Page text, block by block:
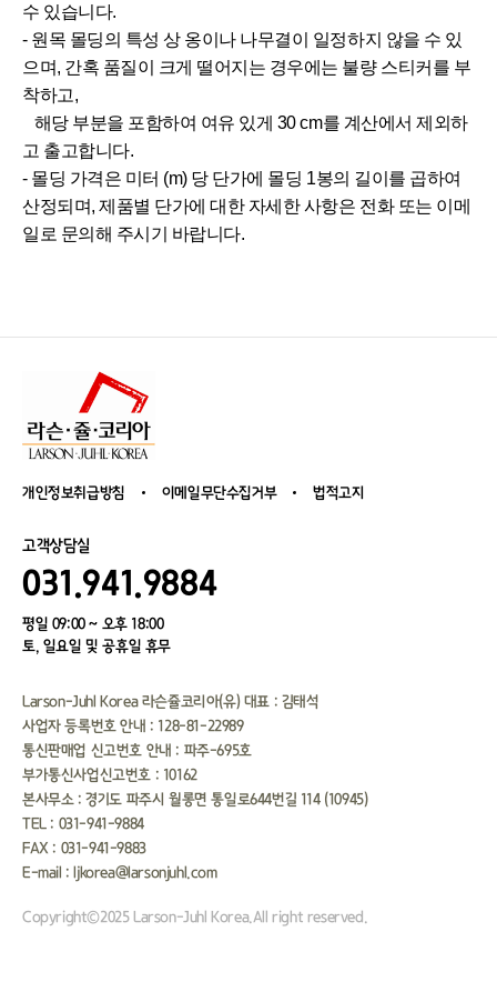
수 있습니다.
- 원목 몰딩의 특성 상 옹이나 나무결이 일정하지 않을 수 있
으며, 간혹 품질이 크게 떨어지는 경우에는 불량 스티커를 부
착하고,
해당 부분을 포함하여 여유 있게 30 cm를 계산에서 제외하
고 출고합니다.
- 몰딩 가격은 미터 (m) 당 단가에 몰딩 1봉의 길이를 곱하여
산정되며, 제품별 단가에 대한 자세한 사항은 전화 또는 이메
일로 문의해 주시기 바랍니다.
개인정보취급방침 이메일무단수집거부 법적고지
고객상담실
031.941.9884
평일 09:00 ~ 오후 18:00
토, 일요일 및 공휴일 휴무
Larson-Juhl Korea 라슨쥴코리아(유) 대표 : 김태석
사업자 등록번호 안내 : 128-81-22989
통신판매업 신고번호 안내 : 파주-695호
부가통신사업신고번호 : 10162
본사무소 : 경기도 파주시 월롱면 통일로644번길 114 (10945）
TEL : 031-941-9884
FAX : 031-941-9883
E-mail : ljkorea@larsonjuhl.com
Copyright©2025 Larson-Juhl Korea.All right reserved.